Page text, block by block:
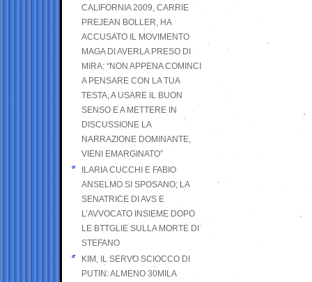
CALIFORNIA 2009, CARRIE
PREJEAN BOLLER, HA
ACCUSATO IL MOVIMENTO
MAGA DI AVERLA PRESO DI
MIRA: “NON APPENA COMINCI
A PENSARE CON LA TUA
TESTA, A USARE IL BUON
SENSO E A METTERE IN
DISCUSSIONE LA
NARRAZIONE DOMINANTE,
VIENI EMARGINATO”
ILARIA CUCCHI E FABIO
ANSELMO SI SPOSANO; LA
SENATRICE DI AVS E
L’AVVOCATO INSIEME DOPO
LE BTTGLIE SULLA MORTE DI
STEFANO
KIM, IL SERVO SCIOCCO DI
PUTIN: ALMENO 30MILA